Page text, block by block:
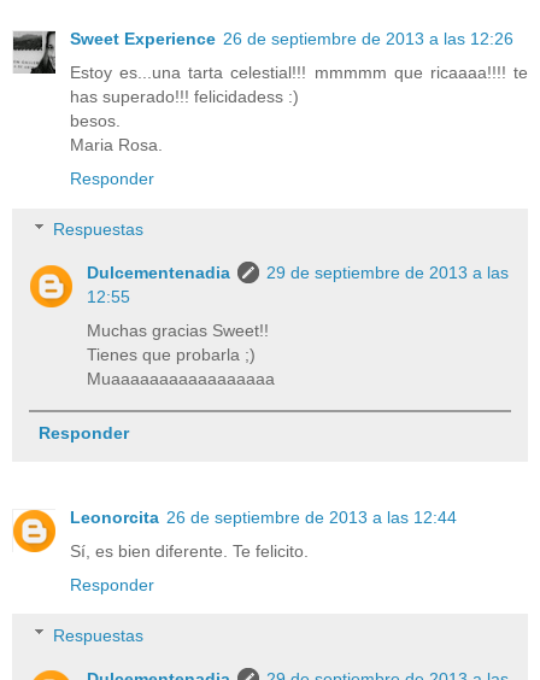
Sweet Experience 26 de septiembre de 2013 a las 12:26
Estoy es...una tarta celestial!!! mmmmm que ricaaaa!!!! te
has superado!!! felicidadess :)
besos.
Maria Rosa.
Responder
Respuestas
Dulcementenadia
29 de septiembre de 2013 a las
12:55
Muchas gracias Sweet!!
Tienes que probarla ;)
Muaaaaaaaaaaaaaaaaa
Responder
Leonorcita 26 de septiembre de 2013 a las 12:44
Sí, es bien diferente. Te felicito.
Responder
Respuestas